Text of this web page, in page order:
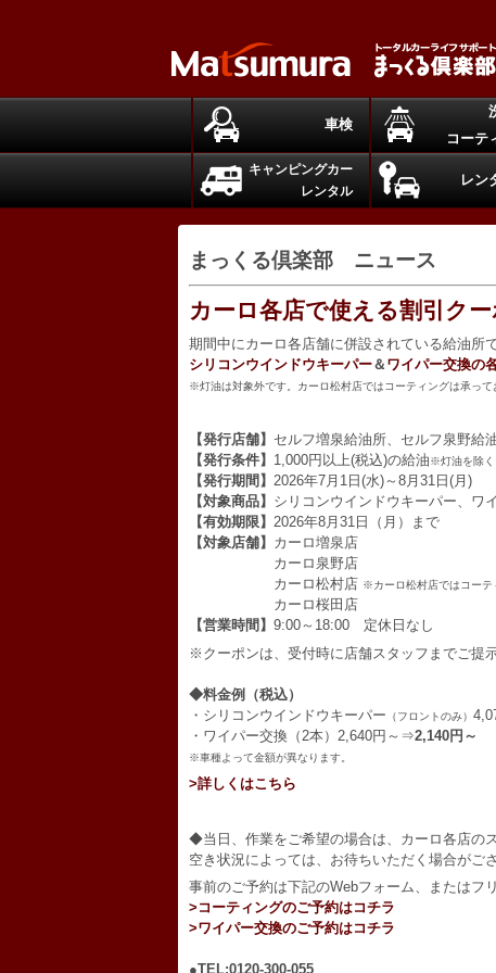
車検
コーテ
キャンピングカー
レンタル
レン
まっくる倶楽部 ニュース
カーロ各店で使える割引ク
期間中にカーロ各店舗に併設されている給油所
シリコンウインドウキーパー＆ ワイパー交換の
※灯油は対象外です。カーロ松村店ではコーティングは承って
【発行店舗】 セルフ増泉給油所、セルフ泉野給
【発行条件】 1,000円以上(税込)の給油※灯油を除く
【発行期間】 2026年7月1日(水)～8月31日(月)
【対象商品】 シリコンウインドウキーパー、ワ
【有効期限】 2026年8月31日（月）まで
【対象店舗】 カーロ増泉店
カーロ泉野店
カーロ松村店 ※カーロ松村店ではコーテ
カーロ桜田店
【営業時間】 9:00～18:00 定休日なし
※クーポンは、受付時に店舗スタッフまでご提示
◆料金例（税込）
・シリコンウインドウキーパー （フロントのみ）
・ワイパー交換（2本） 2,640円～⇒2,140円～
※車種よって金額が異なります。
>詳しくはこちら
◆当日、作業をご希望の場合は、カーロ各店の
空き状況によっては、お待ちいただく場合がご
事前のご予約は下記のWebフォーム、またはフ
>コーティングのご予約はコチラ
>ワイパー交換のご予約はコチラ
●TEL:0120-300-055